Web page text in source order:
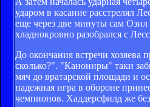
ударом в касание расстрелял
еще через две минуты сам
хладнокровно разобрался с
До окончания встречи хозяева
сколько?". "Канониры" таки
мяч до вратарской площади и
надежная игра в обороне
чемпионов. Хаддерсфилд же